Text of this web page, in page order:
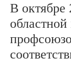
В октябре